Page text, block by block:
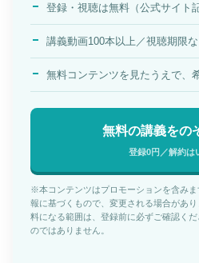
登録・視聴は無料（公式サイト
講義動画100本以上／視聴期限な
無料コンテンツを見たうえで、
無料の講義をの
登録0円／解約は
※本コンテンツはプロモーションを含み
報に基づくもので、変更される場合があ
料になる範囲は、登録前に必ずご確認く
のではありません。